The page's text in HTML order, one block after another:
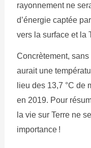
rayonnement ne
d’énergie captée
vers la surface et la
Concrètement,
aurait une
lieu des 13,7 °C de
en 2019. Pour
la vie sur Terre ne
importance !